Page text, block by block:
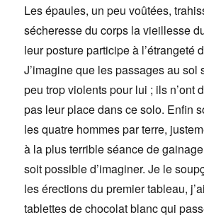
Les épaules, un peu voûtées,
sécheresse du corps la vieillesse
leur posture participe à l’étrangeté
J’imagine que les passages au sol
peu trop violents pour lui ; ils n’ont
pas leur place dans ce solo. Enfin
les quatre hommes par terre,
à la plus terrible séance de
soit possible d’imaginer. Je le
les érections du premier tableau,
tablettes de chocolat blanc qui